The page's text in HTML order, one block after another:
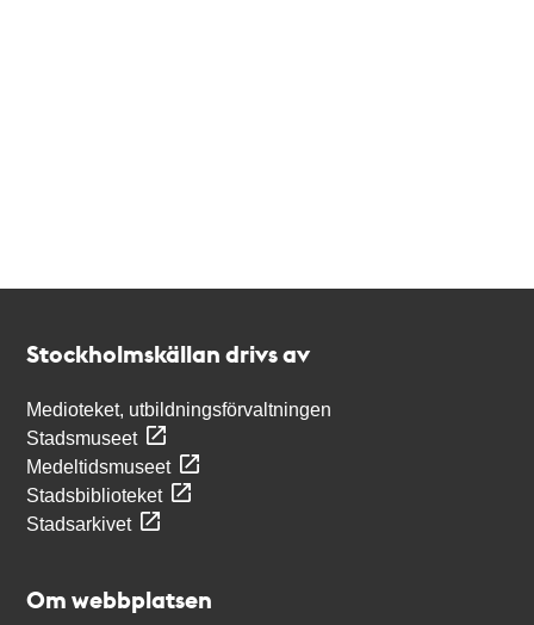
Stockholmskällan drivs av
Medioteket, utbildningsförvaltningen
Stadsmuseet
Medeltidsmuseet
Stadsbiblioteket
Stadsarkivet
Om webbplatsen